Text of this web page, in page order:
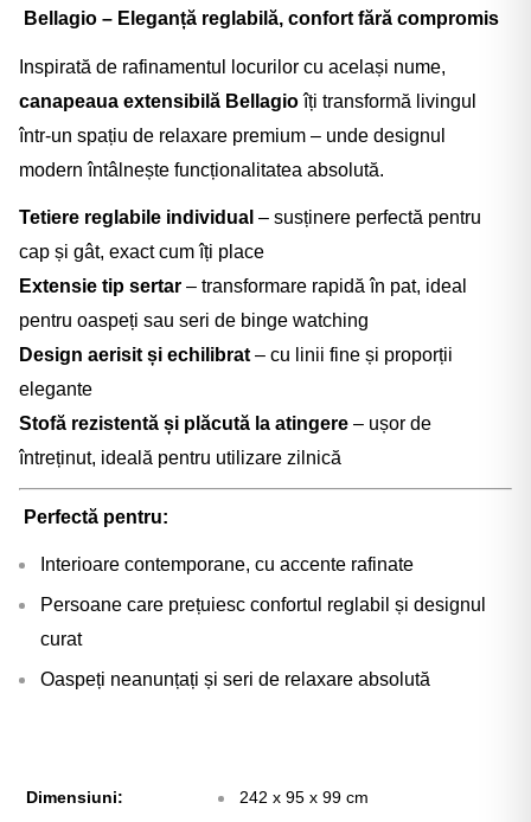
Bellagio – Eleganță reglabilă, confort fără compromis
Inspirată de rafinamentul locurilor cu același nume,
canapeaua extensibilă Bellagioîți transformă livingul
într-un spațiu de relaxare premium – unde designul
modern întâlnește funcționalitatea absolută.
Tetiere reglabile individual – susținere perfectă pentru
cap și gât, exact cum îți place
Extensie tip sertar – transformare rapidă în pat, ideal
pentru oaspeți sau seri de binge watching
Design aerisit și echilibrat – cu linii fine și proporții
elegante
Stofă rezistentă și plăcută la atingere – ușor de
întreținut, ideală pentru utilizare zilnică
Perfectă pentru:
Interioare contemporane, cu accente rafinate
Persoane care prețuiesc confortul reglabil și designul
curat
Oaspeți neanunțați și seri de relaxare absolută
Dimensiuni: 242 x 95 x 99 cm